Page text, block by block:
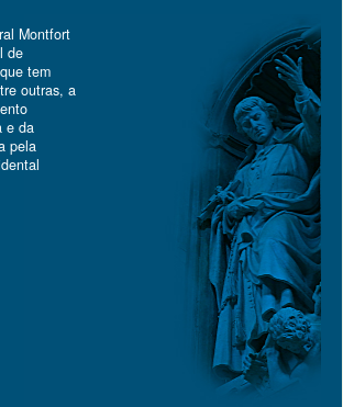
Montfort
de
tem
outras, a
e da
pela